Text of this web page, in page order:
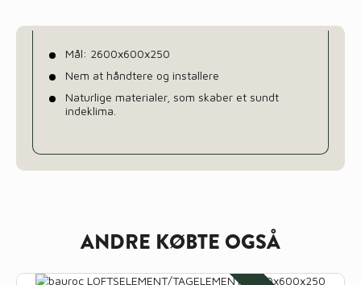
Mål: 2600x600x250
Nem at håndtere og installere
Naturlige materialer, som skaber et sundt
indeklima.
ANDRE KØBTE OGSÅ